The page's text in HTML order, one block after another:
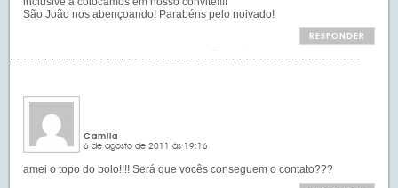
São João nos abençoando! Parabéns pelo noivado!
RESPONDER
Camila
6 de agosto de 2011 às 19:16
amei o topo do bolo!!!! Será que vocês conseguem o contato???